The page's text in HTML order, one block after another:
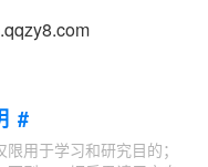
#
用于学习和研究目的；